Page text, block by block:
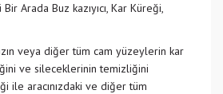
Arada Buz kazıyıcı, Kar Küreği,
veya diğer tüm cam yüzeylerin kar
ve sileceklerinin temizliğini
ile aracınızdaki ve diğer tüm